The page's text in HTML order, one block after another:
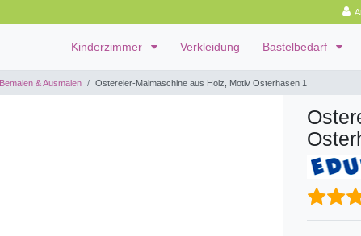
Kinderzimmer Verkleidung Bastelbedarf
Bemalen & Ausmalen Ostereier-Malmaschine aus Holz, Motiv Osterhasen 1